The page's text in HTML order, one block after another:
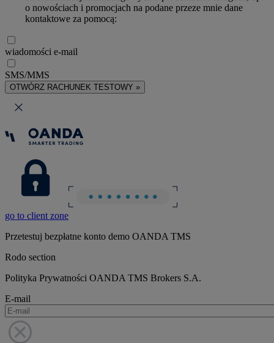
o nowościach i promocjach na podane przeze mnie dane
kontaktowe za pomocą:
wiadomości e-mail
SMS/MMS
OTWÓRZ RACHUNEK TESTOWY »
go to client zone
Przetestuj bezpłatne konto demo OANDA TMS
Rodo section
Polityka Prywatności OANDA TMS Brokers S.A.
E-mail